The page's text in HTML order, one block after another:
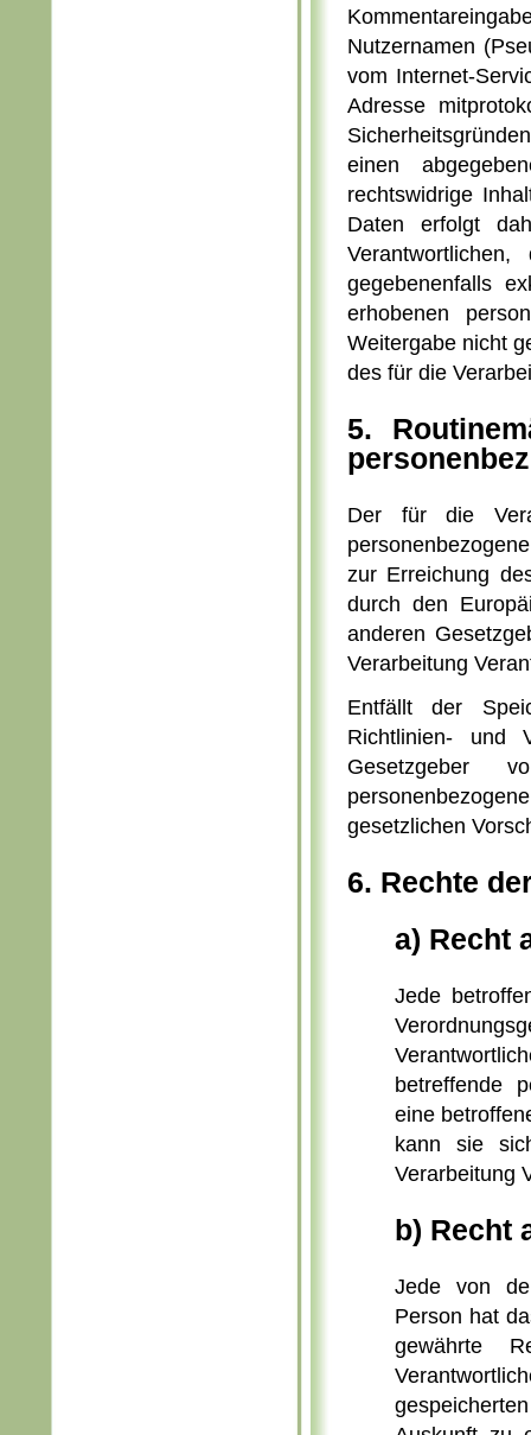
Nutzernamen
vom Internet-
Adresse
einen
rechtswidrige
Daten erfolgt
gegebenenfalls
erhobenen
Weitergabe nicht
des für die
5.
Der für die
zur Erreichung
durch den
anderen
Verarbeitung
Entfällt der
Richtlinien- und
Gesetzgeber
gesetzlichen
6. Rechte
a) Recht
Jede
betreffende
eine
kann sie
Verarbeitung
b) Recht
Jede von
Person hat
gewährte